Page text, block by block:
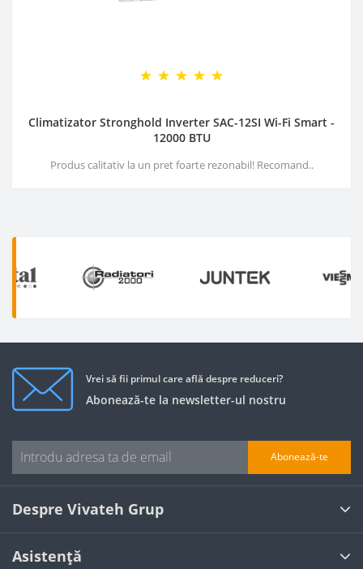
Climatizator Stronghold Inverter SAC-12SI Wi-Fi Smart -
12000 BTU
Produs calitativ la un pret foarte rezonabil! Recomand..
Vrei să fii primul care află despre reduceri?
Abonează-te la newsletter-ul nostru
Abonează-te
Despre Vivateh Grup
Asistență